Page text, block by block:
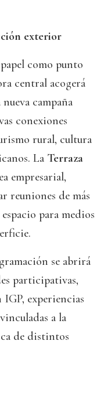
exterior
como punto
central acogerá
campaña
conexiones
rural, cultura
La Terraza
empresarial,
reuniones de más
para medios
se abrirá
participativas,
experiencias
a la
de distintos